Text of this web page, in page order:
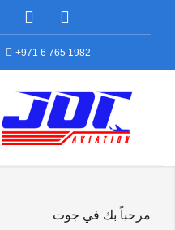
+971 6 765 1982
مرحباً بك في جوت